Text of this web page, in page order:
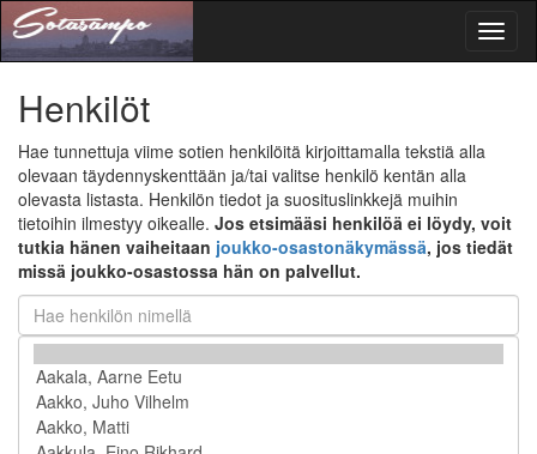
Henkilöt
Hae tunnettuja viime sotien henkilöitä kirjoittamalla tekstiä alla
olevaan täydennyskenttään ja/tai valitse henkilö kentän alla
olevasta listasta. Henkilön tiedot ja suosituslinkkejä muihin
tietoihin ilmestyy oikealle. Jos etsimääsi henkilöä ei löydy, voit
tutkia hänen vaiheitaan joukko-osastonäkymässä, jos tiedät
missä joukko-osastossa hän on palvellut.